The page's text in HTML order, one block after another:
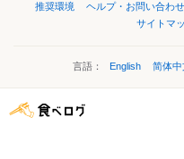
推奨環境
ヘルプ・お問い合わせ
サイトマ
言語： English 简体中